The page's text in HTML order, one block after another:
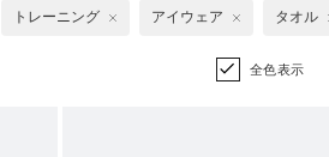
トレーニング アイウェア タオル
全色表示